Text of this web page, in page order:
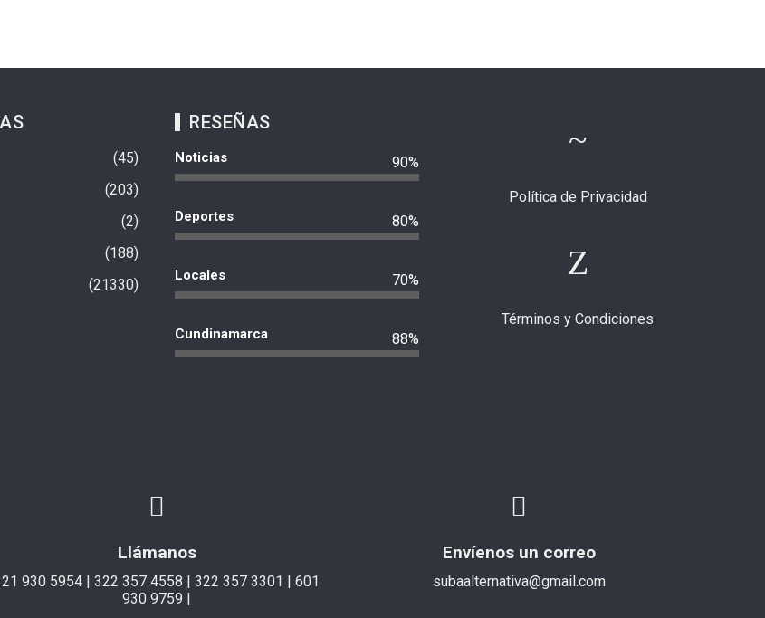
45
203
2
188
21330
RESEÑAS
Noticias 90%
Deportes 80%
Locales 70%
Cundinamarca 88%
Política de Privacidad
Términos y Condiciones
Llámanos
930 5954 | 322 357 4558 | 322 357 3301 | 601
930 9759 |
Envíenos un correo
subaalternativa@gmail.com